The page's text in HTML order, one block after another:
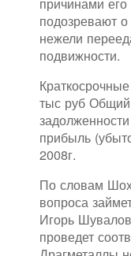
подозревают
нежели
подвижности.
тыс руб Общий
прибыль
2008г.
По словам
вопроса
Игорь
проведет